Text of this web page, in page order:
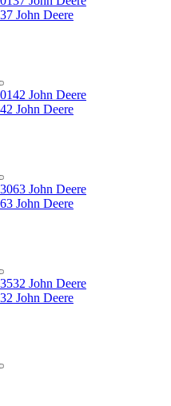
John Deere
John Deere
John Deere
John Deere